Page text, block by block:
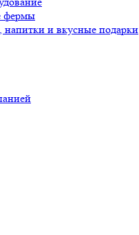
фермы
и вкусные подарки